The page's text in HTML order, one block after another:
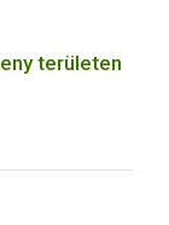
területen